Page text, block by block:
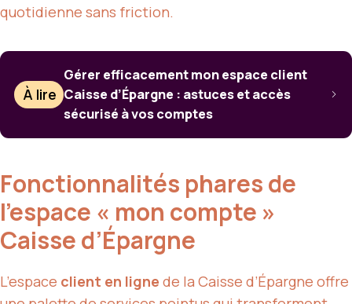
quotidienne sans friction.
À lire
Gérer efficacement mon espace client
Caisse d’Épargne : astuces et accès
sécurisé à vos comptes
Fonctionnalités phares de
l’espace « mon compte »
Caisse d’Épargne
L’espace client en ligne de la Caisse d’Épargne offre